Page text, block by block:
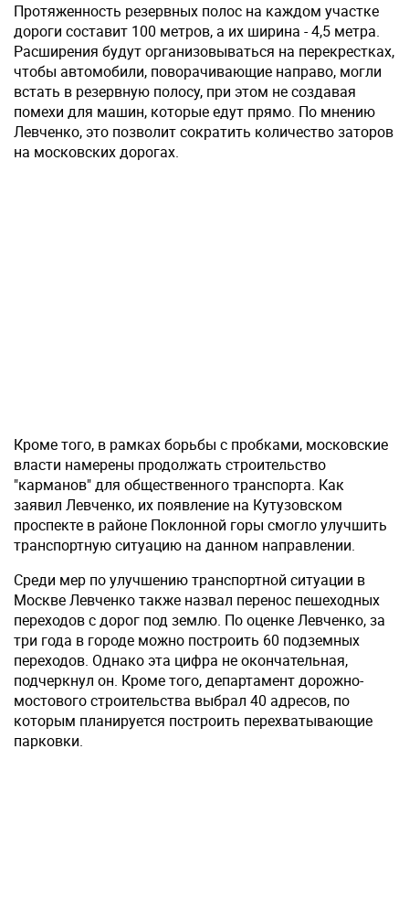
Протяженность резервных полос на каждом участке
дороги составит 100 метров, а их ширина - 4,5 метра.
Расширения будут организовываться на перекрестках,
чтобы автомобили, поворачивающие направо, могли
встать в резервную полосу, при этом не создавая
помехи для машин, которые едут прямо. По мнению
Левченко, это позволит сократить количество заторов
на московских дорогах.
Кроме того, в рамках борьбы с пробками, московские
власти намерены продолжать строительство
"карманов" для общественного транспорта. Как
заявил Левченко, их появление на Кутузовском
проспекте в районе Поклонной горы смогло улучшить
транспортную ситуацию на данном направлении.
Среди мер по улучшению транспортной ситуации в
Москве Левченко также назвал перенос пешеходных
переходов с дорог под землю. По оценке Левченко, за
три года в городе можно построить 60 подземных
переходов. Однако эта цифра не окончательная,
подчеркнул он. Кроме того, департамент дорожно-
мостового строительства выбрал 40 адресов, по
которым планируется построить перехватывающие
парковки.